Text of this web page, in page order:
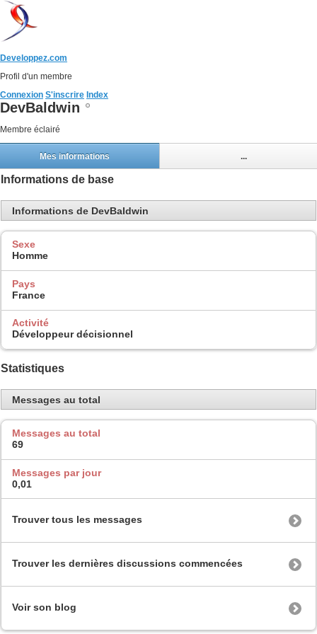
Developpez.com
Profil d'un membre
Connexion S'inscrire Index
DevBaldwin
Membre éclairé
Mes informations ...
Informations de base
Informations de DevBaldwin
Sexe
Homme
Pays
France
Activité
Développeur décisionnel
Statistiques
Messages au total
Messages au total
69
Messages par jour
0,01
Trouver tous les messages
Trouver les dernières discussions commencées
Voir son blog